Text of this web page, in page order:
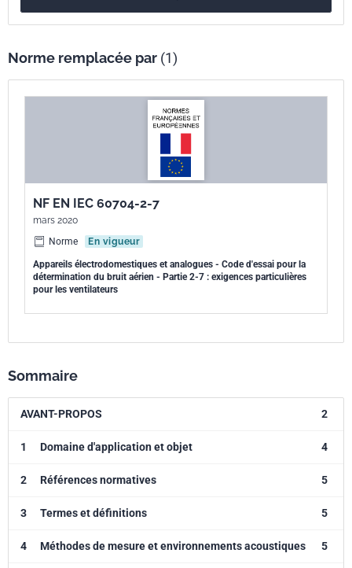
Norme remplacée par (1)
NF EN IEC 60704-2-7
mars 2020
Norme
En vigueur
Appareils électrodomestiques et analogues - Code d'essai pour la
détermination du bruit aérien - Partie 2-7 : exigences particulières
pour les ventilateurs
Sommaire
AVANT-PROPOS 2
1 Domaine d'application et objet 4
2 Références normatives 5
3 Termes et définitions 5
4 Méthodes de mesure et environnements acoustiques 5